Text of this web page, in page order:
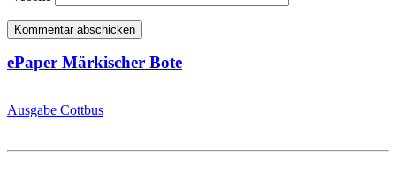
ePaper Märkischer Bote
Ausgabe Cottbus